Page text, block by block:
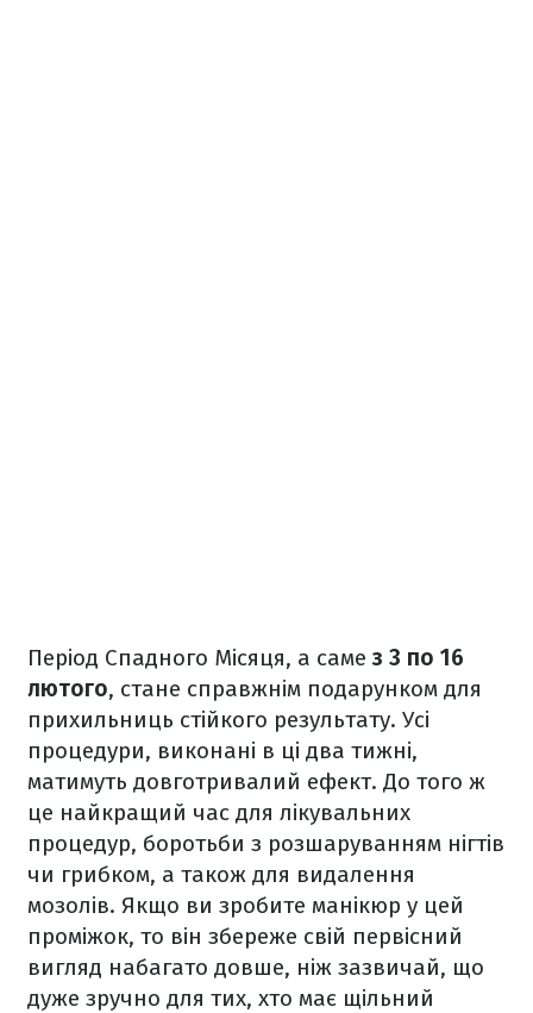
Період Спадного Місяця, а самез 3 по 16
лютого, стане справжнім подарунком для
прихильниць стійкого результату. Усі
процедури, виконані в ці два тижні,
матимуть довготривалий ефект. До того ж
це найкращий час для лікувальних
процедур, боротьби з розшаруванням нігтів
чи грибком, а також для видалення
мозолів. Якщо ви зробите манікюр у цей
проміжок, то він збереже свій первісний
вигляд набагато довше, ніж зазвичай, що
дуже зручно для тих, хто має щільний